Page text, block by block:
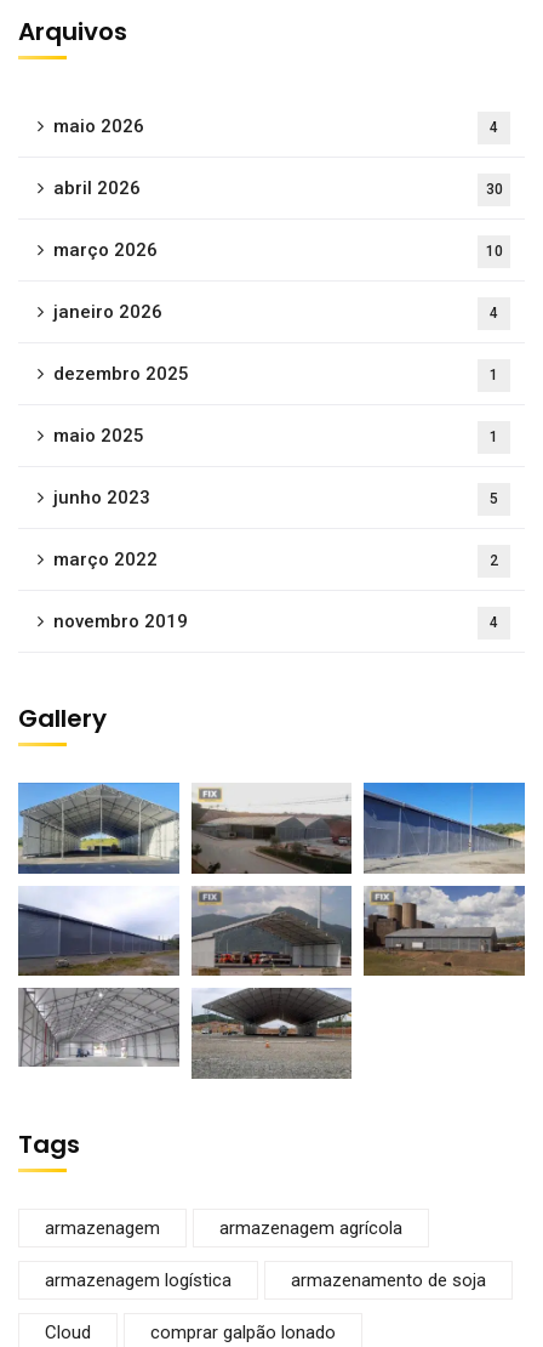
Arquivos
maio 2026 4
abril 2026 30
março 2026 10
janeiro 2026 4
dezembro 2025 1
maio 2025 1
junho 2023 5
março 2022 2
novembro 2019 4
Gallery
Tags
armazenagem armazenagem agrícola
armazenagem logística armazenamento de soja
Cloud comprar galpão lonado